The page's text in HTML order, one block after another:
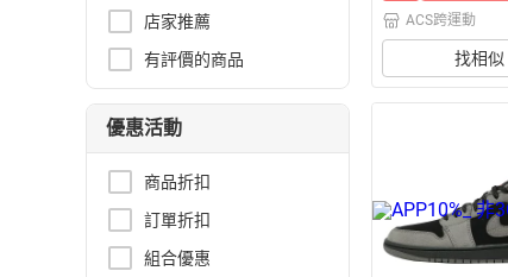
店家推薦
有評價的商品
優惠活動
商品折扣
訂單折扣
組合優惠
ACS跨運動
找相似